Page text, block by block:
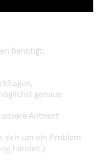
benötigt:
genaue
unsere Antwort
sich um ein Problem
handelt.)